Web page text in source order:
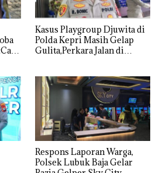
Kasus Playgroup Djuwita di
Polda Kepri Masih Gelap
Gulita,Perkara Jalan di
Respons Laporan Warga,
Polsek Lubuk Baja Gelar